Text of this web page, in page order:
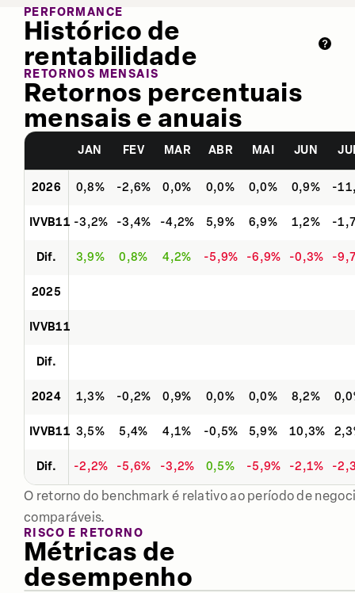
PERFORMANCE
Histórico de
rentabilidade
RETORNOS MENSAIS
Retornos percentuais
mensais e anuais
JAN FEV MAR ABR MAI JUN
2026 0,8% -2,6% 0,0% 0,0% 0,0% 0,9% -
IVVB11 -3,2% -3,4% -4,2% 5,9% 6,9% 1,2% -
Dif. 3,9% 0,8% 4,2% -5,9% -6,9% -0,3% -
2025
IVVB11
Dif.
2024 1,3% -0,2% 0,9% 0,0% 0,0% 8,2%
IVVB11 3,5% 5,4% 4,1% -0,5% 5,9% 10,3%
Dif. -2,2% -5,6% -3,2% 0,5% -5,9% -2,1% -
O retorno do benchmark é relativo ao período de
comparáveis.
RISCO E RETORNO
Métricas de
desempenho